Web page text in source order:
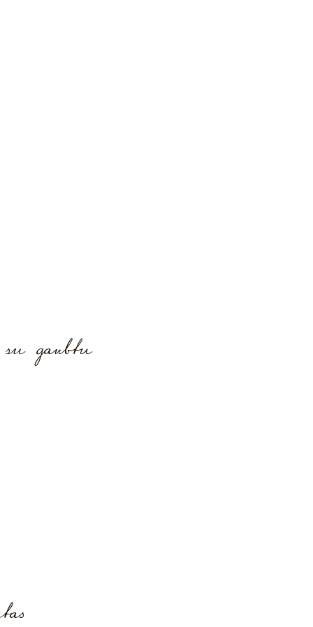
gaubtu